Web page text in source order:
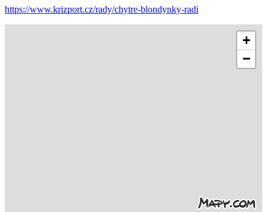
https://www.krizport.cz/rady/chytre-blondynky-radi
+
−